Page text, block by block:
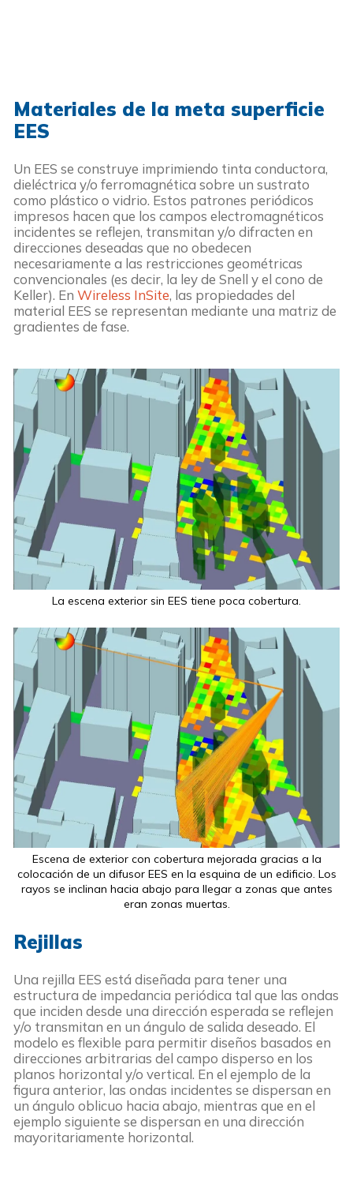
Materiales de la meta superficie
EES
Un EES se construye imprimiendo tinta conductora,
dieléctrica y/o ferromagnética sobre un sustrato
como plástico o vidrio. Estos patrones periódicos
impresos hacen que los campos electromagnéticos
incidentes se reflejen, transmitan y/o difracten en
direcciones deseadas que no obedecen
necesariamente a las restricciones geométricas
convencionales (es decir, la ley de Snell y el cono de
Keller). En Wireless InSite, las propiedades del
material EES se representan mediante una matriz de
gradientes de fase.
La escena exterior sin EES tiene poca cobertura.
Escena de exterior con cobertura mejorada gracias a la
colocación de un difusor EES en la esquina de un edificio. Los
rayos se inclinan hacia abajo para llegar a zonas que antes
eran zonas muertas.
Rejillas
Una rejilla EES está diseñada para tener una
estructura de impedancia periódica tal que las ondas
que inciden desde una dirección esperada se reflejen
y/o transmitan en un ángulo de salida deseado. El
modelo es flexible para permitir diseños basados en
direcciones arbitrarias del campo disperso en los
planos horizontal y/o vertical. En el ejemplo de la
figura anterior, las ondas incidentes se dispersan en
un ángulo oblicuo hacia abajo, mientras que en el
ejemplo siguiente se dispersan en una dirección
mayoritariamente horizontal.